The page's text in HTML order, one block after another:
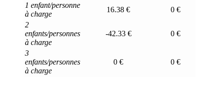
1 enfant/personne
à charge
16.38 €
0 €
2
enfants/personnes
à charge
-42.33 € 0 €
3
enfants/personnes
à charge
0 € 0 €